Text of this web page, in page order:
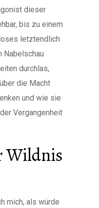
dieser
bis zu einem
letztendlich
Nabelschau
durchlas,
die Macht
und wie sie
Vergangenheit
Wildnis
mich, als würde